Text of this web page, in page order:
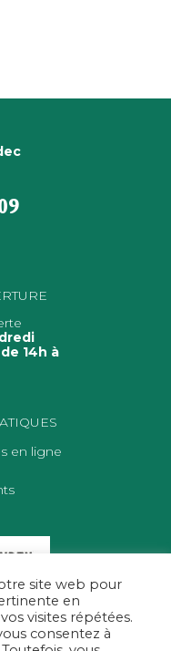
14h à
en ligne
site web pour
en
visites répétées.
consentez à